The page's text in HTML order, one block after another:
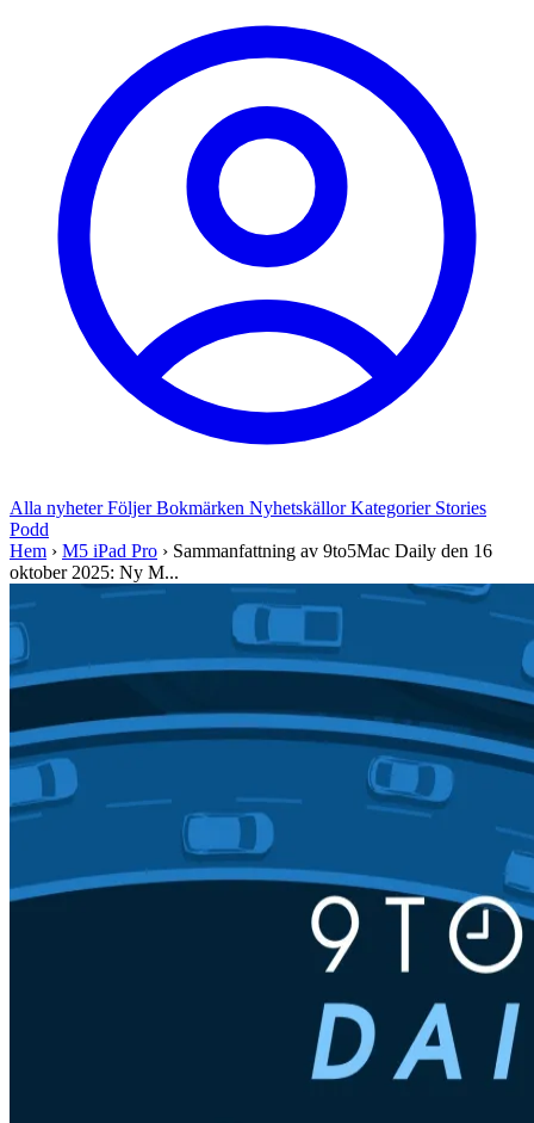
Alla nyheterFöljerBokmärken NyhetskällorKategorier Stories
Podd
Hem › M5 iPad Pro › Sammanfattning av 9to5Mac Daily den 16
oktober 2025: Ny M...